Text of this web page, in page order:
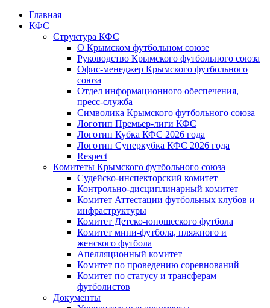
Главная
КФС
Структура КФС
О Крымском футбольном союзе
Руководство Крымского футбольного союза
Офис-менеджер Крымского футбольного
союза
Отдел информационного обеспечения,
пресс-служба
Символика Крымского футбольного союза
Логотип Премьер-лиги КФС
Логотип Кубка КФС 2026 года
Логотип Суперкубка КФС 2026 года
Respect
Комитеты Крымского футбольного союза
Судейско-инспекторский комитет
Контрольно-дисциплинарный комитет
Комитет Аттестации футбольных клубов и
инфраструктуры
Комитет Детско-юношеского футбола
Комитет мини-футбола, пляжного и
женского футбола
Апелляционный комитет
Комитет по проведению соревнований
Комитет по статусу и трансферам
футболистов
Документы